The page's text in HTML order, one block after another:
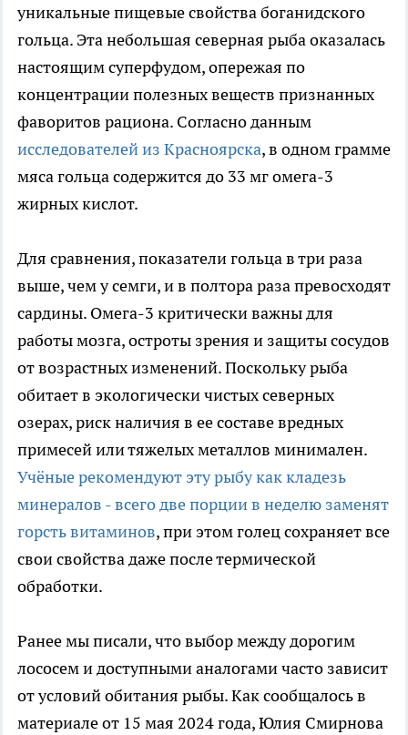
уникальные пищевые свойства боганидского
гольца. Эта небольшая северная рыба оказалась
настоящим суперфудом, опережая по
концентрации полезных веществ признанных
фаворитов рациона. Согласно данным
исследователей из Красноярска, в одном грамме
мяса гольца содержится до 33 мг омега-3
жирных кислот.
Для сравнения, показатели гольца в три раза
выше, чем у семги, и в полтора раза превосходят
сардины. Омега-3 критически важны для
работы мозга, остроты зрения и защиты сосудов
от возрастных изменений. Поскольку рыба
обитает в экологически чистых северных
озерах, риск наличия в ее составе вредных
примесей или тяжелых металлов минимален.
Учёные рекомендуют эту рыбу как кладезь
минералов - всего две порции в неделю заменят
горсть витаминов, при этом голец сохраняет все
свои свойства даже после термической
обработки.
Ранее мы писали, что выбор между дорогим
лососем и доступными аналогами часто зависит
от условий обитания рыбы. Как сообщалось в
материале от 15 мая 2024 года, Юлия Смирнова